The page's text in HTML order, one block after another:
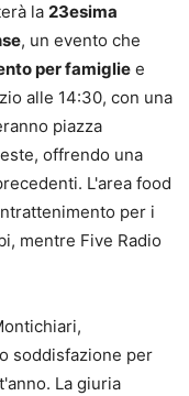
la 23esima
, un evento che
per famiglie e
alle 14:30, con una
piazza
offrendo una
L'area food
per i
mentre Five Radio
soddisfazione per
La giuria